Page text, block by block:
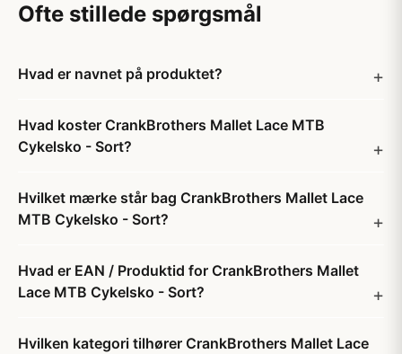
Ofte stillede spørgsmål
Hvad er navnet på produktet?
Hvad koster CrankBrothers Mallet Lace MTB
Cykelsko - Sort?
Hvilket mærke står bag CrankBrothers Mallet Lace
MTB Cykelsko - Sort?
Hvad er EAN / Produktid for CrankBrothers Mallet
Lace MTB Cykelsko - Sort?
Hvilken kategori tilhører CrankBrothers Mallet Lace